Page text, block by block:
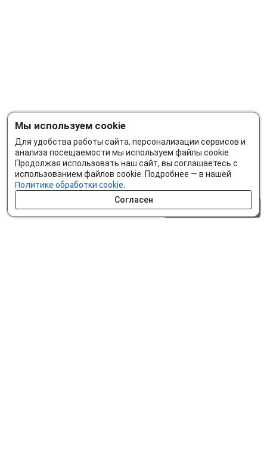
Мы используем cookie
Для удобства работы сайта, персонализации сервисов и
анализа посещаемости мы используем файлы cookie.
Продолжая использовать наш сайт, вы соглашаетесь с
использованием файлов cookie. Подробнее — в нашей
Политике обработки cookie.
Согласен